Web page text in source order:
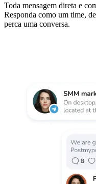
Toda mensagem direta e
Responda como um time,
perca uma conversa.